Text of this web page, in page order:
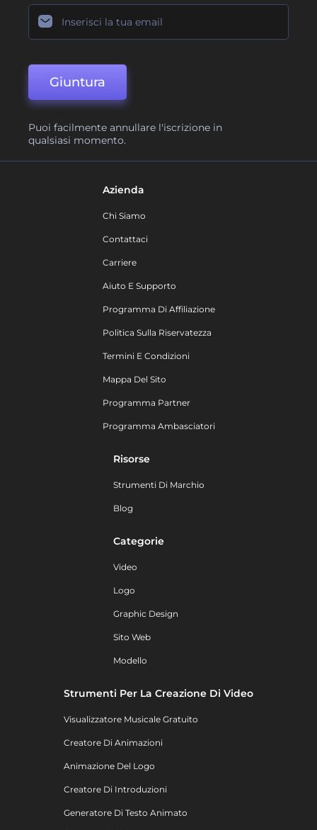
Giuntura
Puoi facilmente annullare l'iscrizione in
qualsiasi momento.
Azienda
Chi Siamo
Contattaci
Carriere
Aiuto E Supporto
Programma Di Affiliazione
Politica Sulla Riservatezza
Termini E Condizioni
Mappa Del Sito
Programma Partner
Programma Ambasciatori
Risorse
Strumenti Di Marchio
Blog
Categorie
Video
Logo
Graphic Design
Sito Web
Modello
Strumenti Per La Creazione Di Video
Visualizzatore Musicale Gratuito
Creatore Di Animazioni
Animazione Del Logo
Creatore Di Introduzioni
Generatore Di Testo Animato